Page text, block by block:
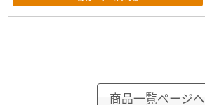
商品一覧ページへ